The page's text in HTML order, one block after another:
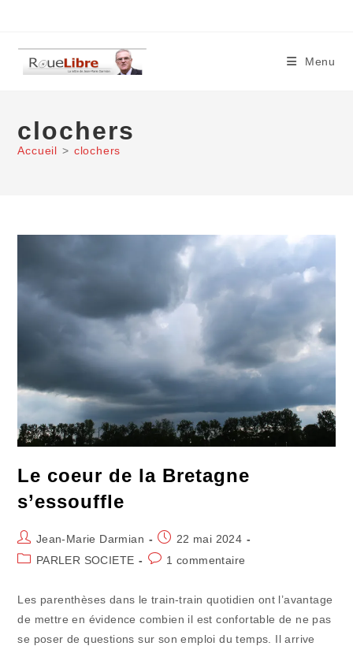
content
Menu
clochers
Accueil > clochers
Le coeur de la Bretagne
s’essouffle
Auteur/autrice
de
Jean-Marie Darmian
Publication
publiée :
22 mai 2024
PostPARLER SOCIETE
Commentaires
publication :
1 commentaire
Les parenthèses dans le train-train quotidien ont l’avantage
de mettre en évidence combien il est confortable de ne pas
se poser de questions sur son emploi du temps. Il arrive